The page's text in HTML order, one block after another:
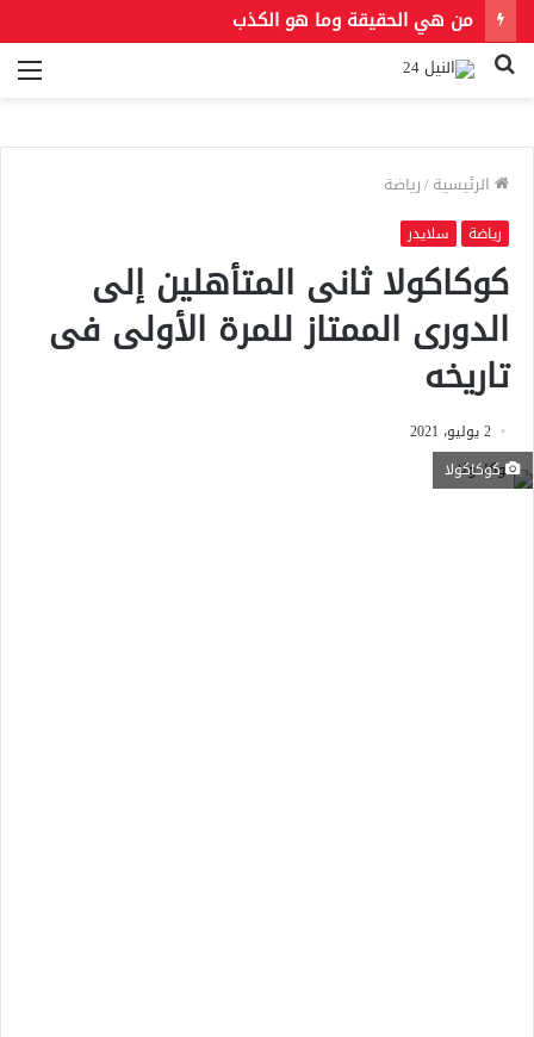
من هي الحقيقة وما هو الكذب
بحث
الرئيسية/رياضة
رياضة سلايدر
كوكاكولا ثانى المتأهلين إلى
الدورى الممتاز للمرة الأولى فى
تاريخه
2 يوليو، 2021
كوكاكولا